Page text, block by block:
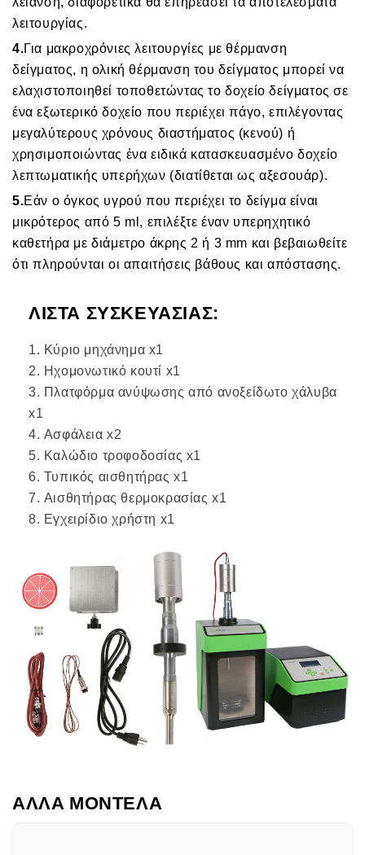
λειτουργίας.
4.Για μακροχρόνιες λειτουργίες με θέρμανση
δείγματος, η ολική θέρμανση του δείγματος μπορεί να
ελαχιστοποιηθεί τοποθετώντας το δοχείο δείγματος σε
ένα εξωτερικό δοχείο που περιέχει πάγο, επιλέγοντας
μεγαλύτερους χρόνους διαστήματος (κενού) ή
χρησιμοποιώντας ένα ειδικά κατασκευασμένο δοχείο
λεπτωματικής υπερήχων (διατίθεται ως αξεσουάρ).
5.Εάν ο όγκος υγρού που περιέχει το δείγμα είναι
μικρότερος από 5 ml, επιλέξτε έναν υπερηχητικό
καθετήρα με διάμετρο άκρης 2 ή 3 mm και βεβαιωθείτε
ότι πληρούνται οι απαιτήσεις βάθους και απόστασης.
ΛΙΣΤΑ ΣΥΣΚΕΥΑΣΙΑΣ:
Κύριο μηχάνημα x1
Ηχομονωτικό κουτί x1
Πλατφόρμα ανύψωσης από ανοξείδωτο χάλυβα
x1
Ασφάλεια x2
Καλώδιο τροφοδοσίας x1
Τυπικός αισθητήρας x1
Αισθητήρας θερμοκρασίας x1
Εγχειρίδιο χρήστη x1
ΑΛΛΑ ΜΟΝΤΕΛΑ